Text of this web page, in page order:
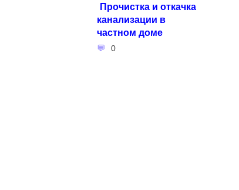
Прочистка и откачка
канализации в
частном доме
0